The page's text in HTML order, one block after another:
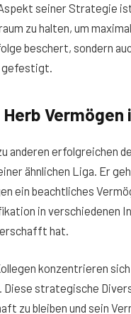
seiner Strategie
zu halten, um
beschert, sondern
gefestigt.
anderen erfolgreichen
ähnlichen Liga. Er
ein beachtliches
in verschiedenen
hat.
konzentrieren
strategische
zu bleiben und sein